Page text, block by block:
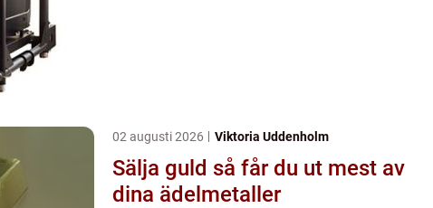
02 augusti 2026 Viktoria Uddenholm
Sälja guld så får du ut mest av
dina ädelmetaller